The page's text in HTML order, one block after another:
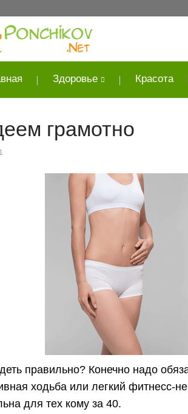
Здоровье Красота
грамотно
1
правильно? Конечно надо
ходьба или легкий фитнесс-
для тех кому за 40.